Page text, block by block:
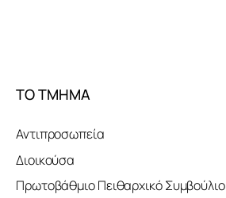
ΤΟ ΤΜΗΜΑ
Αντιπροσωπεία
Διοικούσα
Πρωτοβάθμιο Πειθαρχικό Συμβούλιο